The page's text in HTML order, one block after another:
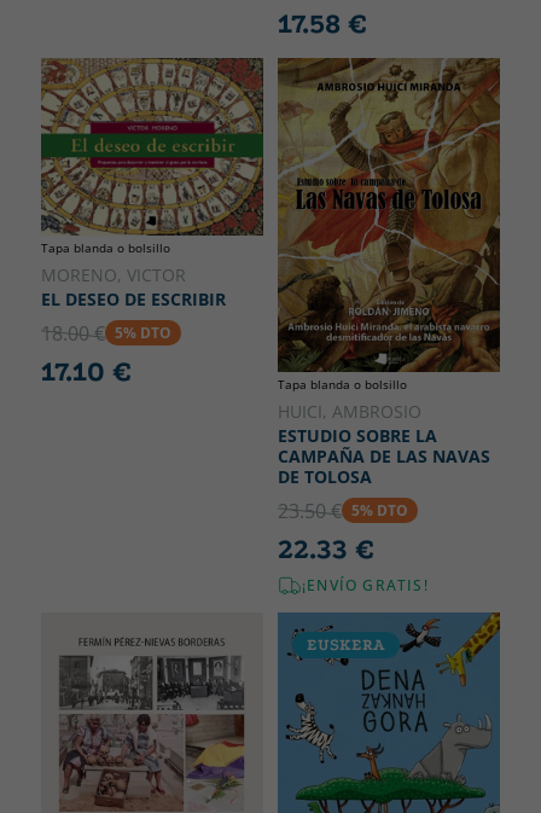
17.58 €
Tapa blanda o bolsillo
MORENO, VICTOR
EL DESEO DE ESCRIBIR
18.00 € 5% DTO
17.10 € Tapa blanda o bolsillo
HUICI, AMBROSIO
ESTUDIO SOBRE LA
CAMPAÑA DE LAS NAVAS
DE TOLOSA
23.50 € 5% DTO
22.33 €
¡ENVÍO GRATIS!
EUSKERA